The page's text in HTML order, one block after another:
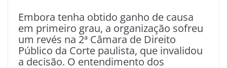
Embora tenha obtido ganho de causa
em primeiro grau, a organização sofreu
um revés na 2ª Câmara de Direito
Público da Corte paulista, que invalidou
a decisão. O entendimento dos